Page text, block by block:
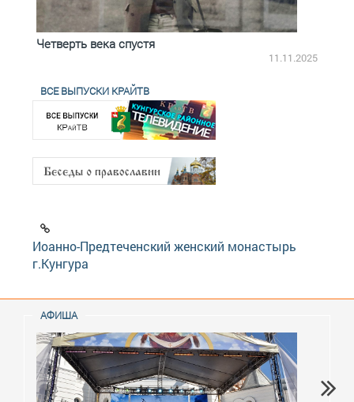
Четверть века спустя
11.11.2025
ВСЕ ВЫПУСКИ КРАЙТВ
Иоанно-Предтеченский женский монастырь
г.Кунгура
АФИША